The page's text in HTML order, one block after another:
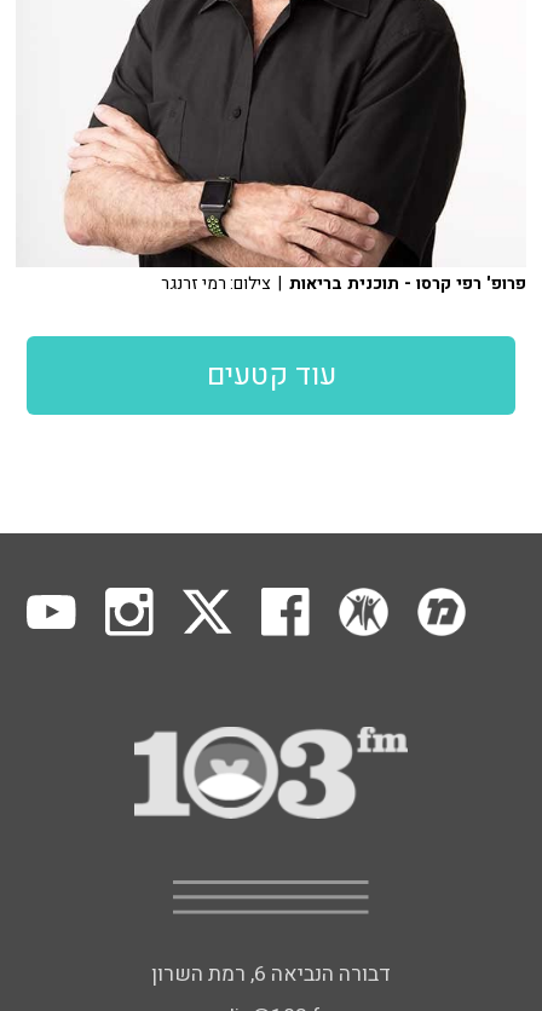
פרופ' רפי קרסו - תוכנית בריאות | צילום: רמי זרנגר
עוד קטעים
דבורה הנביאה 6, רמת השרון